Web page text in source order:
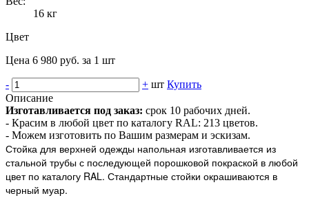
16 кг
Цвет
Цена 6 980 руб. за 1 шт
- + шт Купить
Описание
Изготавливается под заказ: срок 10 рабочих дней.
- Красим в любой цвет по каталогу RAL: 213 цветов.
- Можем изготовить по Вашим размерам и эскизам.
Стойка для верхней одежды напольная изготавливается из
стальной трубы с последующей порошковой покраской в любой
цвет по каталогу RAL. Стандартные стойки окрашиваются в
черный муар.